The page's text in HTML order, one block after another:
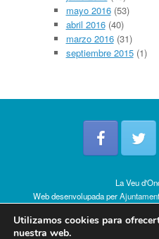
mayo 2016(53)
abril 2016(40)
marzo 2016(31)
septiembre 2015(1)
La Veu
Web desenvolupada per
Utilizamos cookies para
nuestra web.